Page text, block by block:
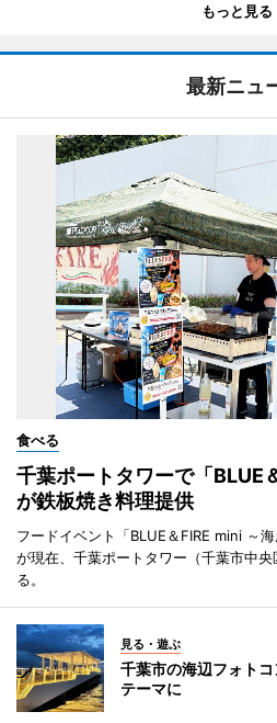
もっと見る
最新ニュ
食べる
千葉ポートタワーで「
が鉄板焼き料理提供
フードイベント「BLUE＆FIRE mini ～
が現在、千葉ポートタワー（千葉市中
る。
見る・遊ぶ
千葉市の海辺フォト
テーマに